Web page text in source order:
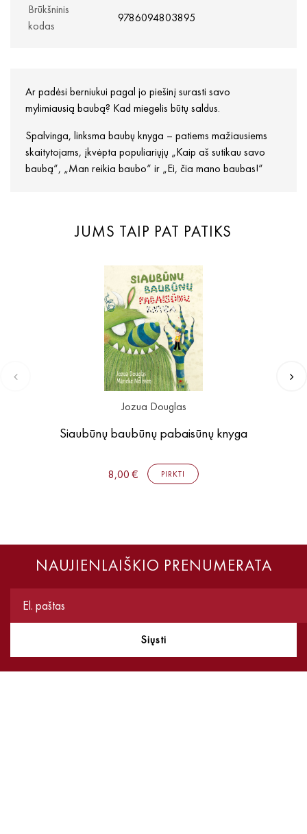
Brūkšninis
kodas
9786094803895
Ar padėsi berniukui pagal jo piešinį surasti savo
mylimiausią baubą? Kad miegelis būtų saldus.
Spalvinga, linksma baubų knyga – patiems mažiausiems
skaitytojams, įkvėpta populiariųjų „Kaip aš sutikau savo
baubą“, „Man reikia baubo“ ir „Ei, čia mano baubas!“
JUMS TAIP PAT PATIKS
Jozua Douglas
Siaubūnų baubūnų pabaisūnų knyga
8,00 € PIRKTI
NAUJIENLAIŠKIO PRENUMERATA
Siųsti